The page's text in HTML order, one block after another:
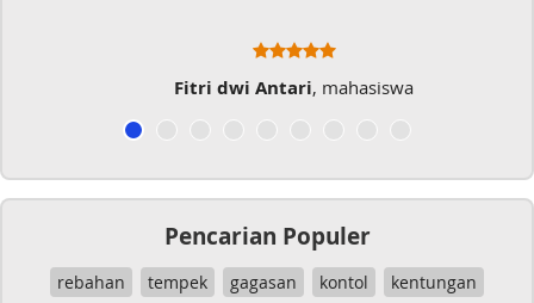
Fitri dwi Antari, mahasiswa
Pencarian Populer
rebahan tempek gagasan kontol kentungan